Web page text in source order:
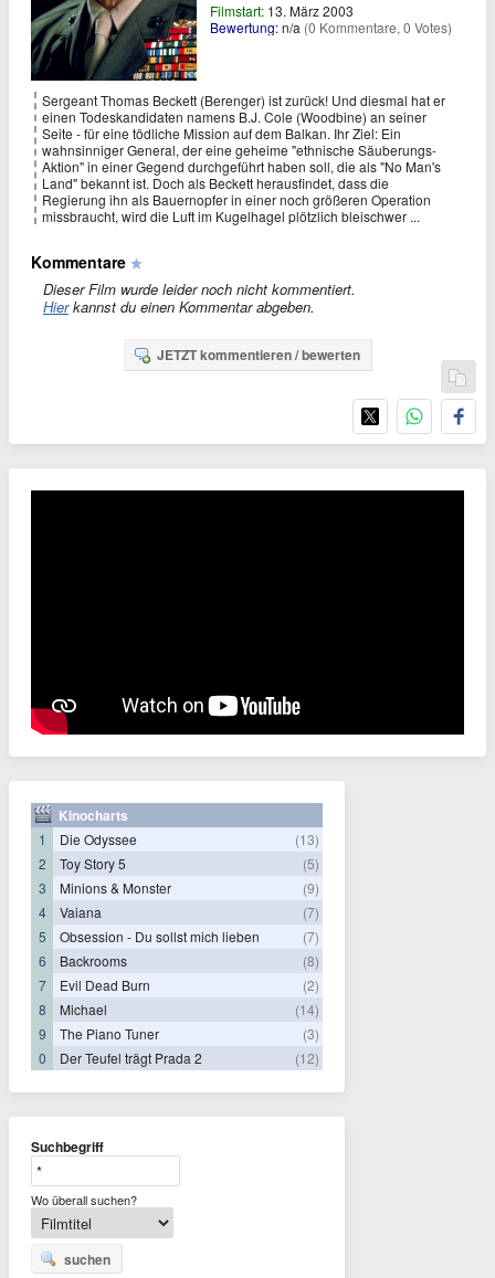
Filmstart: 13. März 2003
Bewertung:n/a (0 Kommentare, 0 Votes)
Sergeant Thomas Beckett (Berenger) ist zurück! Und diesmal hat er
einen Todeskandidaten namens B.J. Cole (Woodbine) an seiner
Seite - für eine tödliche Mission auf dem Balkan. Ihr Ziel: Ein
wahnsinniger General, der eine geheime "ethnische Säuberungs-
Aktion" in einer Gegend durchgeführt haben soll, die als "No Man's
Land" bekannt ist. Doch als Beckett herausfindet, dass die
Regierung ihn als Bauernopfer in einer noch größeren Operation
missbraucht, wird die Luft im Kugelhagel plötzlich bleischwer ...
Kommentare
Dieser Film wurde leider noch nicht kommentiert.
Hierkannst du einen Kommentar abgeben.
JETZT kommentieren / bewerten
Kinocharts
1 Die Odyssee
(13)
2
Toy Story 5
(5)
3
Minions & Monster
(9)
4
Vaiana
(7)
5
Obsession - Du sollst mich lieben
(7)
6
Backrooms
(8)
7
Evil Dead Burn
(2)
8
Michael
(14)
9
The Piano Tuner
(3)
0
Der Teufel trägt Prada 2 (12)
Suchbegriff
Wo überall suchen?
suchen